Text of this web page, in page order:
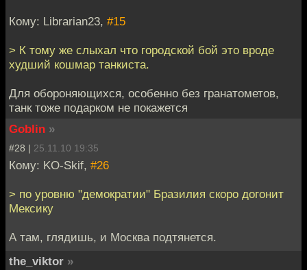
Кому: Librarian23, #15
> К тому же слыхал что городской бой это вроде
худший кошмар танкиста.
Для обороняющихся, особенно без гранатометов,
танк тоже подарком не покажется
Goblin »
#28 | 25.11.10 19:35
Кому: KO-Skif, #26
> по уровню "демократии" Бразилия скоро догонит
Мексику
А там, глядишь, и Москва подтянется.
the_viktor »